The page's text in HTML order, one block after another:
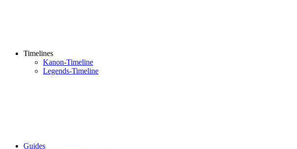
Timelines
Kanon-Timeline
Legends-Timeline
Guides